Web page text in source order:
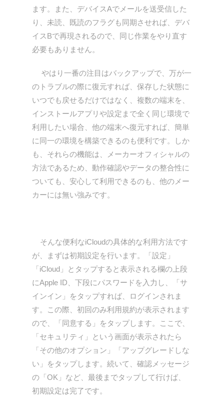
ます。また、デバイスAでメールを送受信した
り、未読、既読のフラグも同期させれば、デバ
イスBで再現されるので、同じ作業をやり直す
必要もありません。
やはり一番の注目はバックアップで、万が一
のトラブルの際に復元すれば、保存した状態に
いつでも戻せるだけではなく、複数の端末を、
インストールアプリや設定まで全く同じ環境で
利用したい場合、他の端末へ復元すれば、簡単
に同一の環境を構築できるのも便利です。しか
も、それらの機能は、メーカーオフィシャルの
方法であるため、動作確認やデータの整合性に
ついても、安心して利用できるのも、他のメー
カーには無い強みです。
そんな便利なiCloudの具体的な利用方法です
が、まずは初期設定を行います。「設定」
「iCloud」とタップすると表示される欄の上段
にApple ID、下段にパスワードを入力し、「サ
インイン」をタップすれば、ログインされま
す。この際、初回のみ利用規約が表示されます
ので、「同意する」をタップします。ここで、
「セキュリティ」という画面が表示されたら
「その他のオプション」「アップグレードしな
い」をタップします。続いて、確認メッセージ
の「OK」など、最後までタップして行けば、
初期設定は完了です。